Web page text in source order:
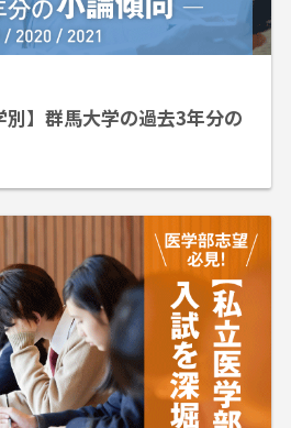
別】群馬大学の過去3年分の